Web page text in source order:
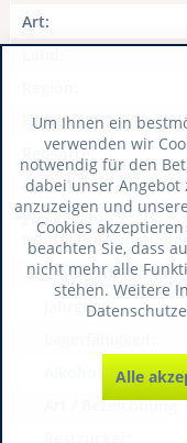
Art:
Farbe:
Rebsorte:
Geschmack:
Zusätzliche
Trinktemperatur:
Jahrgang:
Alkoholgehalt:
Art / Bezeichnung:
Um Ihnen ein
verwenden wir
notwendig für den
dabei unser
anzuzeigen und
Cookies
beachten Sie, dass
nicht mehr alle
stehen. Weitere
Alle